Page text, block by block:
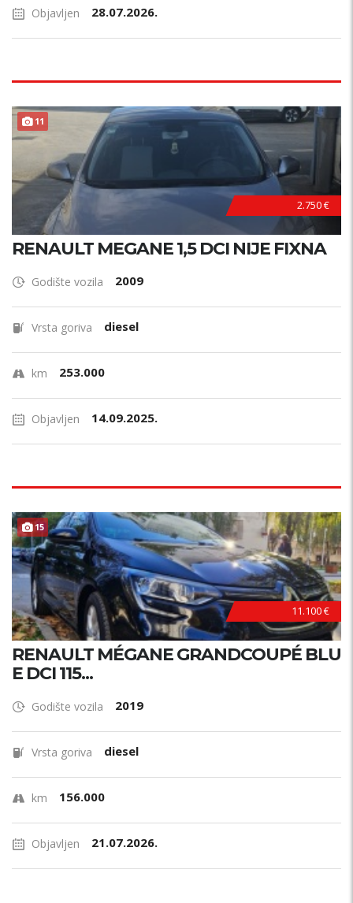
Objavljen 28.07.2026.
11
2.750 €
RENAULT MEGANE 1,5 DCI NIJE FIXNA
Godište vozila 2009
Vrsta goriva diesel
km 253.000
Objavljen 14.09.2025.
15
11.100 €
RENAULT MÉGANE GRANDCOUPÉ BLU
E DCI 115...
Godište vozila 2019
Vrsta goriva diesel
km 156.000
Objavljen 21.07.2026.